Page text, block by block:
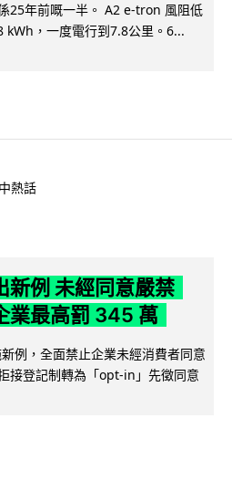
25年前嘅一半。 A2 e-tron 風阻低
kWh，一度電行到7.8公里。6...
熱話
新例 未經同意嚴禁
業最高罰 345 萬
例，全面禁止企業未經消費者同意
接登記制轉為「opt-in」先徵同意